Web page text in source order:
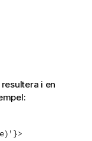
i en